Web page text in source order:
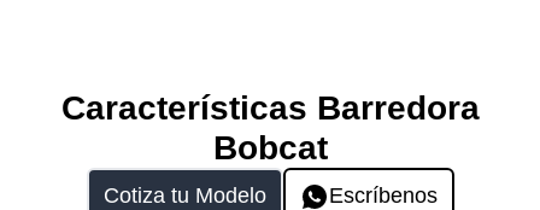
Características Barredora
Bobcat
Cotiza tu Modelo Escríbenos